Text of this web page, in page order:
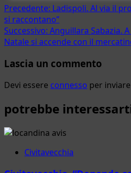
Navigazione
articolo
Precedente: Ladispoli. Al via il
si raccontano”
Successivo: Anguillara Sabazia.
Natale si accende con il
Lascia un commento
Devi essere connesso per
potrebbe
Civitavecchia